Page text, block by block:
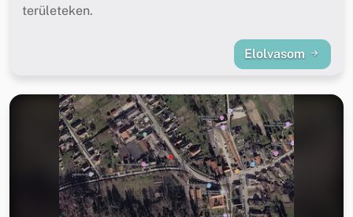
területeken.
Elolvasom